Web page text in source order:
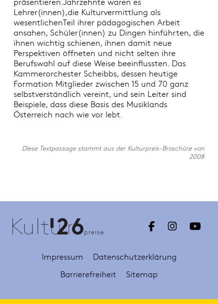
Lehrer(innen),die Kulturvermittlung als
wesentlichenTeil ihrer pädagogischen Arbeit
ansahen, Schüler(innen) zu Dingen hinführten, die
ihnen wichtig schienen, ihnen damit neue
Perspektiven öffneten und nicht selten ihre
Berufswahl auf diese Weise beeinflussten. Das
Kammerorchester Scheibbs, dessen heutige
Formation Mitglieder zwischen 15 und 70 ganz
selbstverständlich vereint, und sein Leiter sind
Beispiele, dass diese Basis des Musiklands
Österreich nach wie vor lebt.
Diese Textpassage stammt aus der Kulturpreis-Broschüre von
2008
Impressum
Datenschutzerklärung
Barrierefreiheit
Sitemap